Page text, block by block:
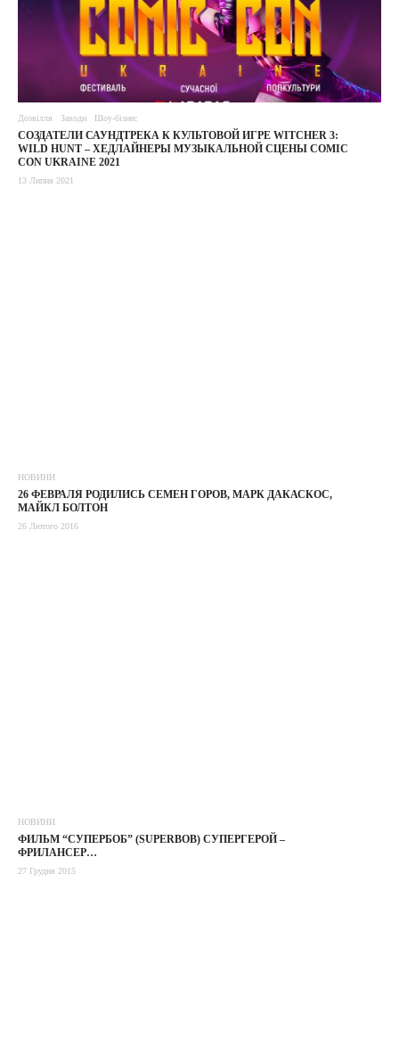
Дозвілля Заходи Шоу-бізнес
СОЗДАТЕЛИ САУНДТРЕКА К КУЛЬТОВОЙ ИГРЕ WITCHER 3:
WILD HUNT – ХЕДЛАЙНЕРЫ МУЗЫКАЛЬНОЙ СЦЕНЫ COMIC
CON UKRAINE 2021
13 Липня 2021
НОВИНИ
26 ФЕВРАЛЯ РОДИЛИСЬ СЕМЕН ГОРОВ, МАРК ДАКАСКОС,
МАЙКЛ БОЛТОН
26 Лютого 2016
НОВИНИ
ФИЛЬМ “СУПЕРБОБ” (SUPERBOB) СУПЕРГЕРОЙ –
ФРИЛАНСЕР…
27 Грудня 2015